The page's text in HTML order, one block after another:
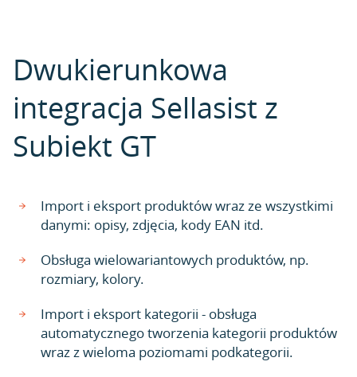
Dwukierunkowa
integracja Sellasist z
Subiekt GT
Import i eksport produktów wraz ze wszystkimi
danymi: opisy, zdjęcia, kody EAN itd.
Obsługa wielowariantowych produktów, np.
rozmiary, kolory.
Import i eksport kategorii - obsługa
automatycznego tworzenia kategorii produktów
wraz z wieloma poziomami podkategorii.